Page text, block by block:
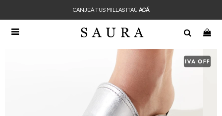

CANJEÁ TUS MILLAS ITAÚ ACÁ